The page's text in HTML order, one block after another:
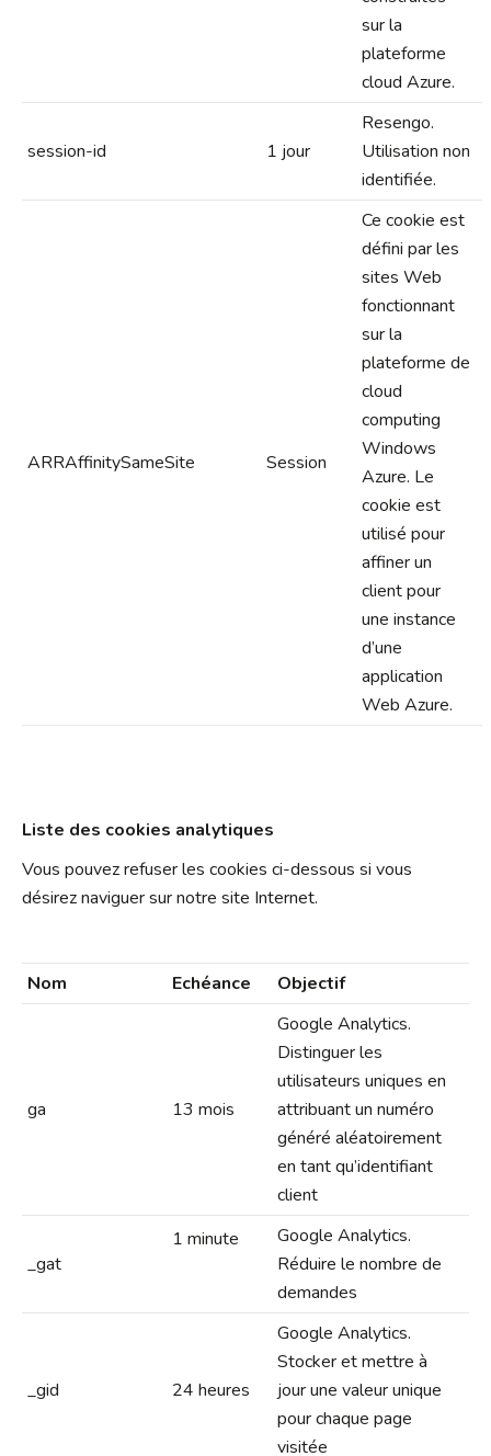
sur la
plateforme
cloud Azure.
session-id 1 jour
Resengo.
Utilisation non
identifiée.
ARRAffinitySameSite Session
Ce cookie est
défini par les
sites Web
fonctionnant
sur la
plateforme de
cloud
computing
Windows
Azure. Le
cookie est
utilisé pour
affiner un
client pour
une instance
d’une
application
Web Azure.
Liste des cookies analytiques
Vous pouvez refuser les cookies ci-dessous si vous
désirez naviguer sur notre site Internet.
Nom Echéance Objectif
ga 13 mois
Google Analytics.
Distinguer les
utilisateurs uniques en
attribuant un numéro
généré aléatoirement
en tant qu’identifiant
client
_gat
1 minute
Google Analytics.
Réduire le nombre de
demandes
_gid 24 heures
Google Analytics.
Stocker et mettre à
jour une valeur unique
pour chaque page
visitée